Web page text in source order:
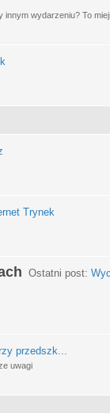
wydarzeniu? To
Trynek
Ostatni post:
przedszk...
uwagi